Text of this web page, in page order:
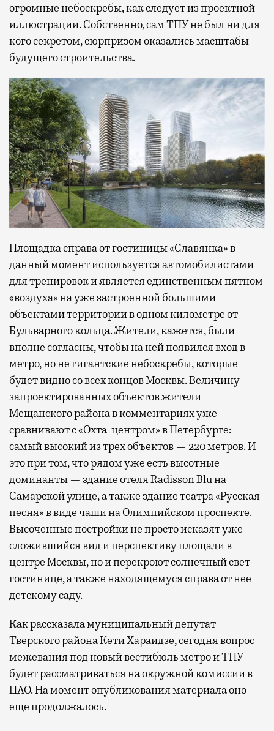
огромные небоскребы, как следует из проектной
иллюстрации. Собственно, сам ТПУ не был ни для
кого секретом, сюрпризом оказались масштабы
будущего строительства.
Площадка справа от гостиницы «Славянка» в
данный момент используется автомобилистами
для тренировок и является единственным пятном
«воздуха» на уже застроенной большими
объектами территории в одном километре от
Бульварного кольца. Жители, кажется, были
вполне согласны, чтобы на ней появился вход в
метро, но не гигантские небоскребы, которые
будет видно со всех концов Москвы. Величину
запроектированных объектов жители
Мещанского района в комментариях уже
сравнивают с «Охта-центром» в Петербурге:
самый высокий из трех объектов — 220 метров. И
это при том, что рядом уже есть высотные
доминанты — здание отеля Radisson Blu на
Самарской улице, а также здание театра «Русская
песня» в виде чаши на Олимпийском проспекте.
Высоченные постройки не просто исказят уже
сложившийся вид и перспективу площади в
центре Москвы, но и перекроют солнечный свет
гостинице, а также находящемуся справа от нее
детскому саду.
Как рассказала муниципальный депутат
Тверского района Кети Хараидзе, сегодня вопрос
межевания под новый вестибюль метро и ТПУ
будет рассматриваться на окружной комиссии в
ЦАО. На момент опубликования материала оно
еще продолжалось.